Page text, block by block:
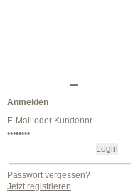
Anmelden
Passwort vergessen?
Jetzt registrieren